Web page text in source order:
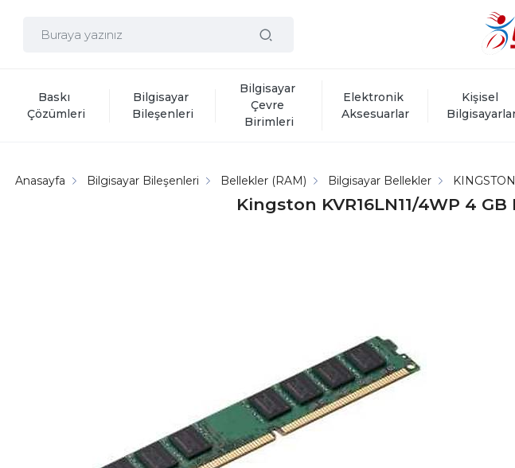
Baskı
Çözümleri
Bilgisayar
Bileşenleri
Bilgisayar
Çevre
Birimleri
Elektronik
Aksesuarlar
Kişisel
Kingston KVR16LN11/4WP 4
Anasayfa Bilgisayar Bileşenleri Bellekler (RAM) Bilgisayar Bellekler KINGSTON